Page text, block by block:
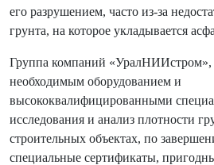
его разрушением, часто из-за
грунта, на которое укладывается
Группа компаний «УралНИИстром»,
необходимым оборудованием и
высококвалифицированными
исследования и анализ плотности
строительных объектах, по
специальные сертификаты,